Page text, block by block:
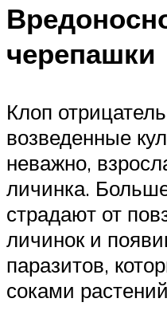
черепашки
Клоп
возведенные
неважно,
личинка.
страдают от
личинок и
паразитов,
соками растений